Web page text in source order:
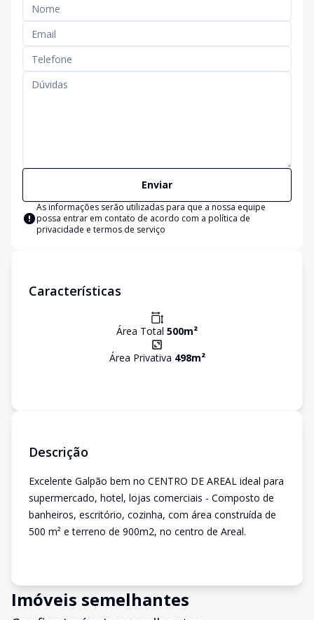
Enviar
As informações serão utilizadas para que a nossa equipe
possa entrar em contato de acordo com a política de
privacidade e termos de serviço
Características
Área Total 500m²
Área Privativa 498m²
Descrição
Excelente Galpão bem no CENTRO DE AREAL ideal para
supermercado, hotel, lojas comerciais - Composto de
banheiros, escritório, cozinha, com área construída de
500 m² e terreno de 900m2, no centro de Areal.
Imóveis semelhantes